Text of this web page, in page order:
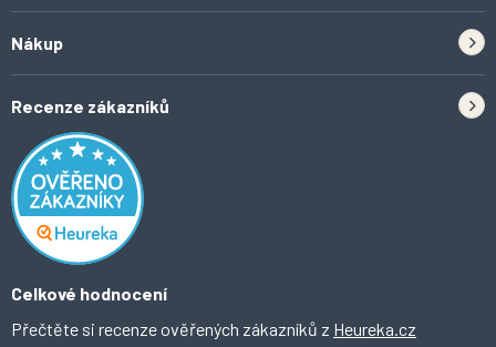
Tipy do kuchyně
Inspirace a trendy
Domácí vychytávky
O Ahomi
Nákup
Odstoupení od smlouvy
Obchodní podmínky
Ochrana osobních údajů
Recenze zákazníků
Celkové hodnocení
Přečtěte si recenze ověřených zákazníků z Heureka.cz